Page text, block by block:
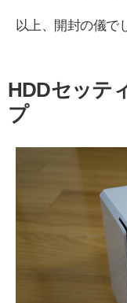
以上、開封の儀で
HDDセッテ
プ